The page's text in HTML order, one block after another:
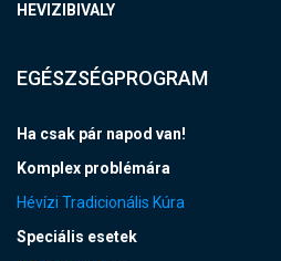
HEVIZIBIVALY
EGÉSZSÉGPROGRAM
Ha csak pár napod van!
Komplex problémára
Hévízi Tradicionális Kúra
Speciális esetek